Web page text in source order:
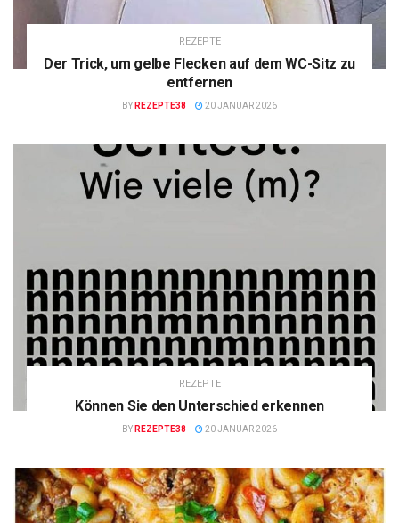
REZEPTE
Der Trick, um gelbe Flecken auf dem WC-Sitz zu
entfernen
BY REZEPTE38 20 JANUAR 2026
REZEPTE
Können Sie den Unterschied erkennen
BY REZEPTE38 20 JANUAR 2026